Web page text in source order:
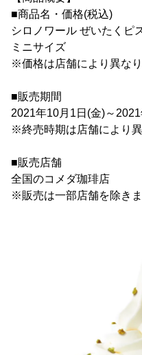
■商品名・価格(税込)
シロノワール ぜいたくピ
ミニサイズ ：
※価格は店舗により異なり
■販売期間
2021年10月1日(金)～
※終売時期は店舗により異
■販売店舗
全国のコメダ珈琲店
※販売は一部店舗を除きま